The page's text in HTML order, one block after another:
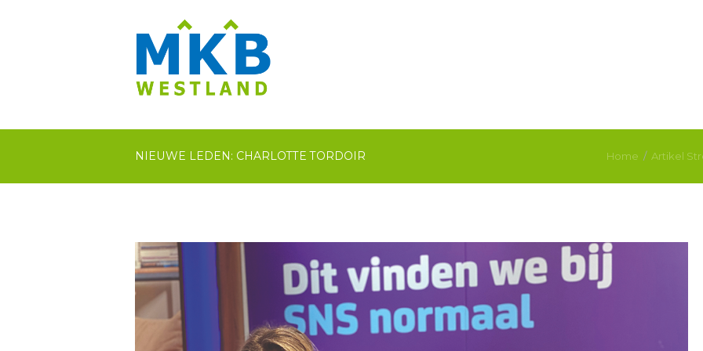
NIEUWE LEDEN: CHARLOTTE TORDOIR Home Artikel